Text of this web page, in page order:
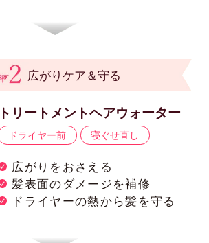
広がりケア＆守る
トリートメントヘアウォーター
ドライヤー前 寝ぐせ直し
広がりをおさえる
髪表面のダメージを補修
ドライヤーの熱から髪を守る